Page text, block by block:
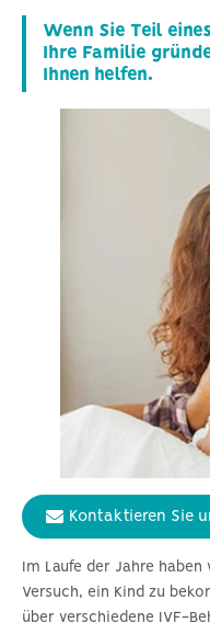
Wenn Sie Teil
Ihre Familie
Ihnen helfen.
Im Laufe der Jahre
Versuch, ein Kind zu
über verschiedene IVF-
Kontaktieren Sie